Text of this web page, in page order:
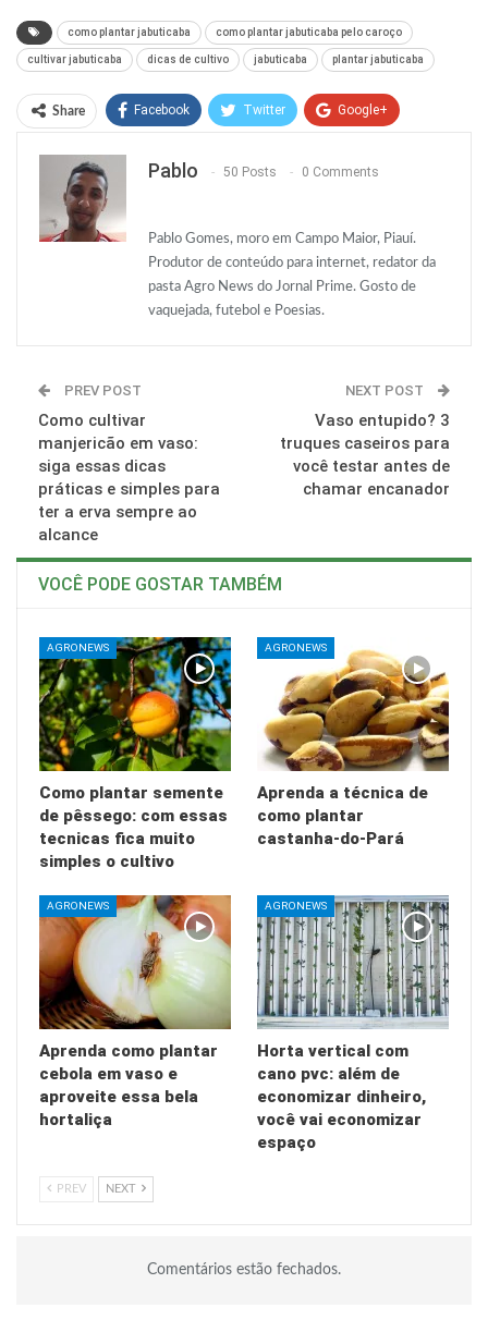
como plantar jabuticaba como plantar jabuticaba pelo caroço
cultivar jabuticaba dicas de cultivo jabuticaba plantar jabuticaba
Share Facebook Twitter Google+
O email
Pablo 50 Posts 0 Comments
Pablo Gomes, moro em Campo Maior, Piauí.
Produtor de conteúdo para internet, redator da
pasta Agro News do Jornal Prime. Gosto de
vaquejada, futebol e Poesias.
PREV POST
Como cultivar
manjericão em vaso:
siga essas dicas
práticas e simples para
ter a erva sempre ao
alcance
NEXT POST
Vaso entupido? 3
truques caseiros para
você testar antes de
chamar encanador
VOCÊ PODE GOSTAR TAMBÉM
AGRONEWS
Como plantar semente
de pêssego: com essas
tecnicas fica muito
simples o cultivo
AGRONEWS
Aprenda a técnica de
como plantar
castanha-do-Pará
AGRONEWS
Aprenda como plantar
cebola em vaso e
aproveite essa bela
hortaliça
AGRONEWS
Horta vertical com
cano pvc: além de
economizar dinheiro,
você vai economizar
espaço
PREV NEXT
Comentários estão fechados.